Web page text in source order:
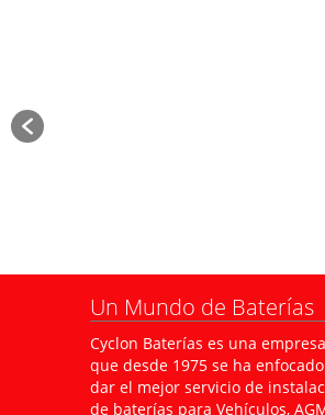
Un Mundo de Baterías
Cyclon Baterías es una empresa
que desde 1975 se ha
dar el mejor servicio de
de baterías para Vehículos,